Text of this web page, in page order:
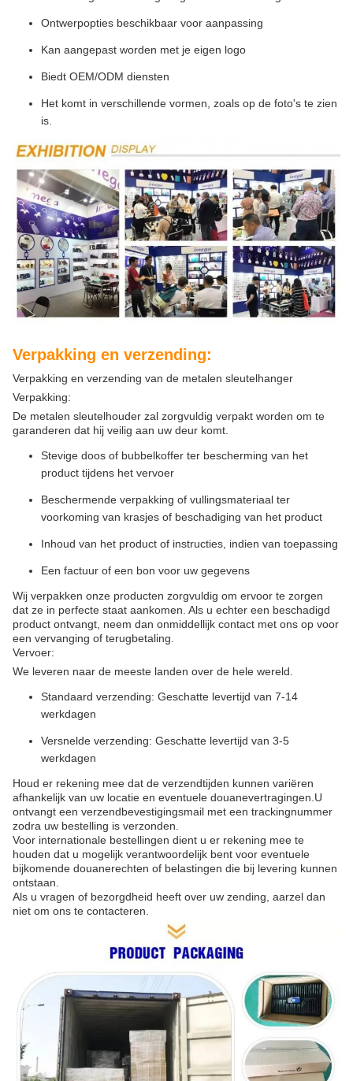
Ontwerpopties beschikbaar voor aanpassing
Kan aangepast worden met je eigen logo
Biedt OEM/ODM diensten
Het komt in verschillende vormen, zoals op de foto's te zien
is.
Verpakking en verzending:
Verpakking en verzending van de metalen sleutelhanger
Verpakking:
De metalen sleutelhouder zal zorgvuldig verpakt worden om te
garanderen dat hij veilig aan uw deur komt.
Stevige doos of bubbelkoffer ter bescherming van het
product tijdens het vervoer
Beschermende verpakking of vullingsmateriaal ter
voorkoming van krasjes of beschadiging van het product
Inhoud van het product of instructies, indien van toepassing
Een factuur of een bon voor uw gegevens
Wij verpakken onze producten zorgvuldig om ervoor te zorgen
dat ze in perfecte staat aankomen. Als u echter een beschadigd
product ontvangt, neem dan onmiddellijk contact met ons op voor
een vervanging of terugbetaling.
Vervoer:
We leveren naar de meeste landen over de hele wereld.
Standaard verzending: Geschatte levertijd van 7-14
werkdagen
Versnelde verzending: Geschatte levertijd van 3-5
werkdagen
Houd er rekening mee dat de verzendtijden kunnen variëren
afhankelijk van uw locatie en eventuele douanevertragingen.U
ontvangt een verzendbevestigingsmail met een trackingnummer
zodra uw bestelling is verzonden.
Voor internationale bestellingen dient u er rekening mee te
houden dat u mogelijk verantwoordelijk bent voor eventuele
bijkomende douanerechten of belastingen die bij levering kunnen
ontstaan.
Als u vragen of bezorgdheid heeft over uw zending, aarzel dan
niet om ons te contacteren.